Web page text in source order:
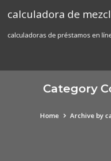
calculadora de
calculadoras de préstamos en
Category
Home Archive by